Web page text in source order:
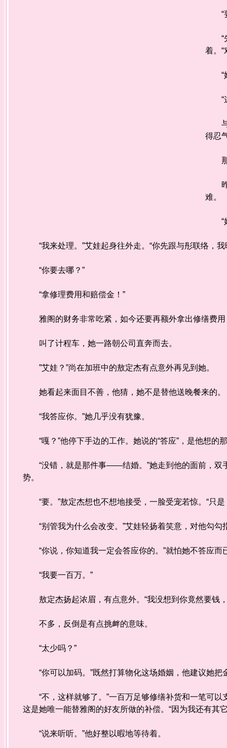
“要
“先
着。“
“她
“这
与
得忍
那
昨
难。
“娃
“我来处理。”艾娃起身往外走。“你先跟与彤联络，我
“你要去哪？”
“拿修理费用和赔偿金！”
雅阁的财务非常吃紧，如今还要再额外拿出修缮费用
叫了计程车，她一路朝公司直奔而去。
”艾娃？”尚在加班中的敖定杰有点意外再见到她。
她看起来面目不善，他猜，她不是替他送晚餐来的。
“我答应你。”她几乎没有犹豫。
“嘎？”他停下手边的工作。她说的“答应”，是他想的
“没错，就是那件事——结婚。”她走到他的面前，双手
势。
“要。”敖定杰想也不想地接受，一脸受宠若惊。“只是
“别管我为什么会改变。”艾娃轻扬着笑意，对他勾勾
“你说，你知道我一定会答应你的。”就怕她不答应而
“我要一百万。”
敖定杰扬起浓眉，有点意外。“我没想到你竟然要钱
不多，反倒是有点挑衅的意味。
“太少吗？”
“你可以加码。”既然打算物化这场婚姻，他建议她把
“不，这样就够了。”一百万足够修缮补货和一笔可以
这是她唯一能替雅阁的好友所做的补偿。“因为我还有其
“说来听听。”他好整以暇地等待着。